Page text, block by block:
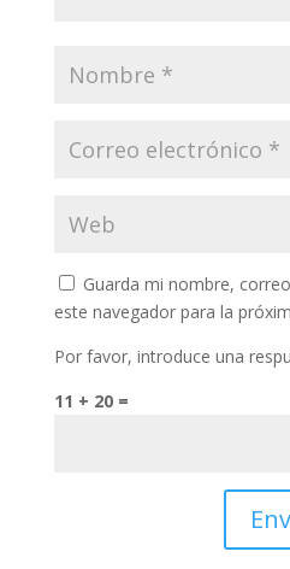
Guarda mi nombre,
este navegador para la
Por favor, introduce una
11 + 20 =